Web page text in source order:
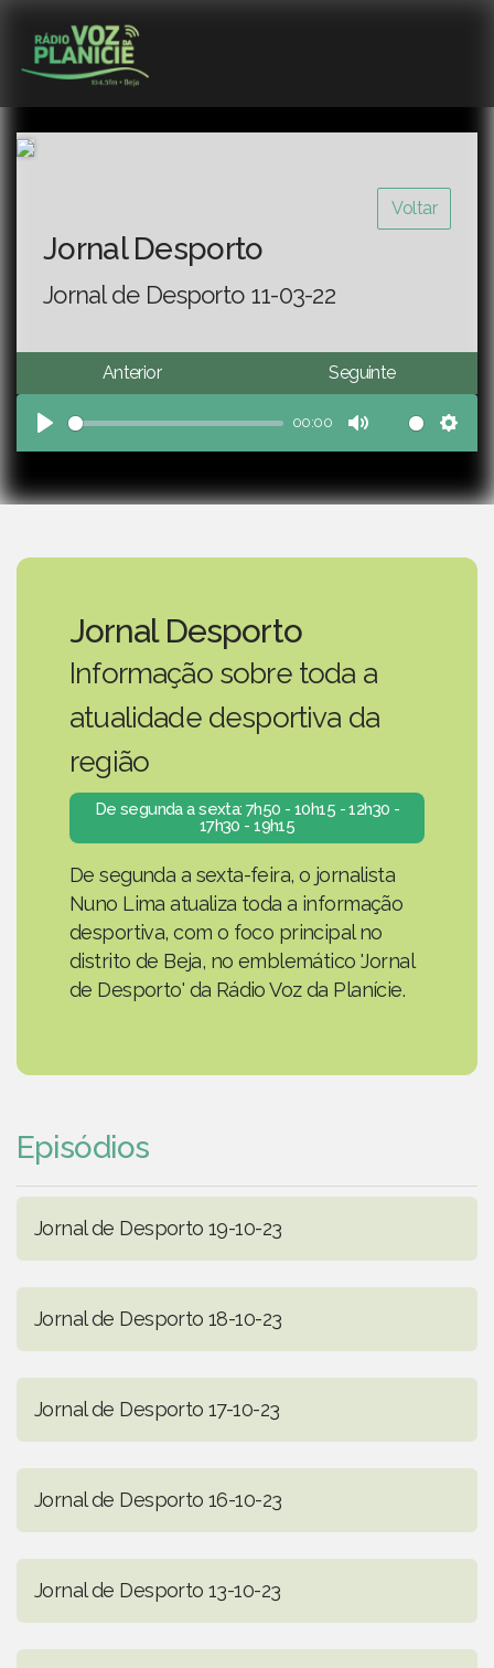
Voltar
Jornal Desporto
Jornal de Desporto 11-03-22
Anterior Seguinte
Play
00:00
Mute
Jornal Desporto
Informação sobre toda a
atualidade desportiva da
região
De segunda a sexta: 7h50 - 10h15 - 12h30 -
17h30 - 19h15
De segunda a sexta-feira, o jornalista
Nuno Lima atualiza toda a informação
desportiva, com o foco principal no
distrito de Beja, no emblemático 'Jornal
de Desporto' da Rádio Voz da Planície.
Episódios
Jornal de Desporto 19-10-23
Jornal de Desporto 18-10-23
Jornal de Desporto 17-10-23
Jornal de Desporto 16-10-23
Jornal de Desporto 13-10-23